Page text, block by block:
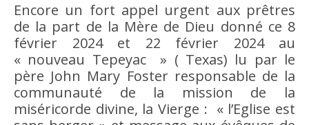
Encore un fort appel urgent aux prêtres
de la part de la Mère de Dieu donné ce 8
février 2024 et 22 février 2024 au
« nouveau Tepeyac » ( Texas) lu par le
père John Mary Foster responsable de la
communauté de la mission de la
miséricorde divine, la Vierge : « l’Eglise est